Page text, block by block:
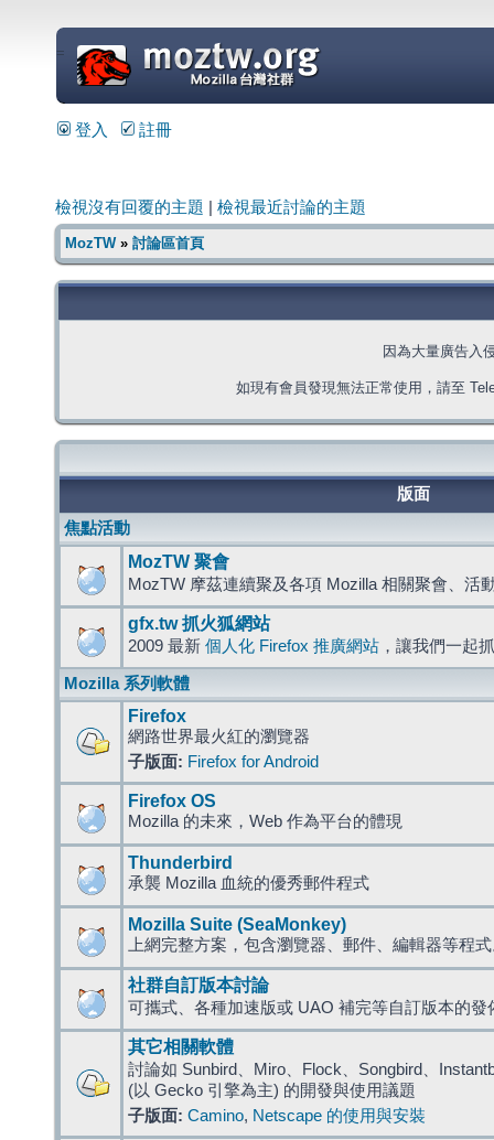
=
登入 註冊
檢視沒有回覆的主題 檢視最近討論的主題
MozTW» 討論區首頁
因為大量廣告入
如現有會員發現無法正常使用，請至
版面
焦點活動
MozTW 聚會
MozTW 摩茲連續聚及各項 Mozilla 相關聚會、活
gfx.tw 抓火狐網站
2009 最新 個人化 Firefox 推廣網站 ，讓我們一起
Mozilla 系列軟體
Firefox
網路世界最火紅的瀏覽器
子版面: Firefox for Android
Firefox OS
Mozilla 的未來，Web 作為平台的體現
Thunderbird
承襲 Mozilla 血統的優秀郵件程式
Mozilla Suite (SeaMonkey)
上網完整方案，包含瀏覽器、郵件、編輯器等程
社群自訂版本討論
可攜式、各種加速版或 UAO 補完等自訂版本的發
其它相關軟體
討論如 Sunbird、Miro、Flock、Songbird、
(以 Gecko 引擎為主) 的開發與使用議題
子版面: Camino, Netscape 的使用與安裝